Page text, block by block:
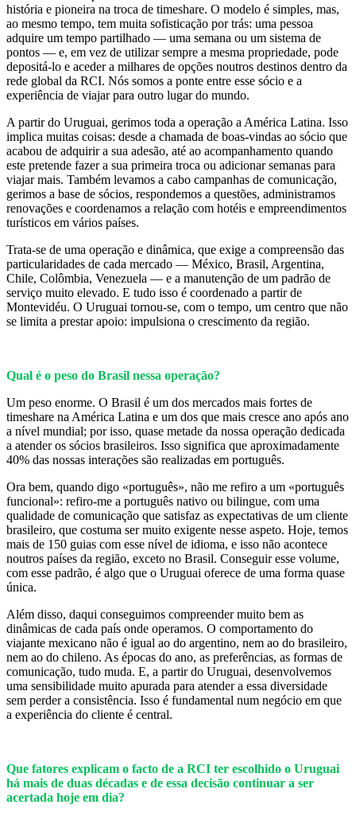
história e pioneira na troca de timeshare. O modelo é simples, mas,
ao mesmo tempo, tem muita sofisticação por trás: uma pessoa
adquire um tempo partilhado — uma semana ou um sistema de
pontos — e, em vez de utilizar sempre a mesma propriedade, pode
depositá-lo e aceder a milhares de opções noutros destinos dentro da
rede global da RCI. Nós somos a ponte entre esse sócio e a
experiência de viajar para outro lugar do mundo.
A partir do Uruguai, gerimos toda a operação a América Latina. Isso
implica muitas coisas: desde a chamada de boas-vindas ao sócio que
acabou de adquirir a sua adesão, até ao acompanhamento quando
este pretende fazer a sua primeira troca ou adicionar semanas para
viajar mais. Também levamos a cabo campanhas de comunicação,
gerimos a base de sócios, respondemos a questões, administramos
renovações e coordenamos a relação com hotéis e empreendimentos
turísticos em vários países.
Trata-se de uma operação e dinâmica, que exige a compreensão das
particularidades de cada mercado — México, Brasil, Argentina,
Chile, Colômbia, Venezuela — e a manutenção de um padrão de
serviço muito elevado. E tudo isso é coordenado a partir de
Montevidéu. O Uruguai tornou-se, com o tempo, um centro que não
se limita a prestar apoio: impulsiona o crescimento da região.
Qual é o peso do Brasil nessa operação?
Um peso enorme. O Brasil é um dos mercados mais fortes de
timeshare na América Latina e um dos que mais cresce ano após ano
a nível mundial; por isso, quase metade da nossa operação dedicada
a atender os sócios brasileiros. Isso significa que aproximadamente
40% das nossas interações são realizadas em português.
Ora bem, quando digo «português», não me refiro a um «português
funcional»: refiro-me a português nativo ou bilingue, com uma
qualidade de comunicação que satisfaz as expectativas de um cliente
brasileiro, que costuma ser muito exigente nesse aspeto. Hoje, temos
mais de 150 guias com esse nível de idioma, e isso não acontece
noutros países da região, exceto no Brasil. Conseguir esse volume,
com esse padrão, é algo que o Uruguai oferece de uma forma quase
única.
Além disso, daqui conseguimos compreender muito bem as
dinâmicas de cada país onde operamos. O comportamento do
viajante mexicano não é igual ao do argentino, nem ao do brasileiro,
nem ao do chileno. As épocas do ano, as preferências, as formas de
comunicação, tudo muda. E, a partir do Uruguai, desenvolvemos
uma sensibilidade muito apurada para atender a essa diversidade
sem perder a consistência. Isso é fundamental num negócio em que
a experiência do cliente é central.
Que fatores explicam o facto de a RCI ter escolhido o Uruguai
há mais de duas décadas e de essa decisão continuar a ser
acertada hoje em dia?